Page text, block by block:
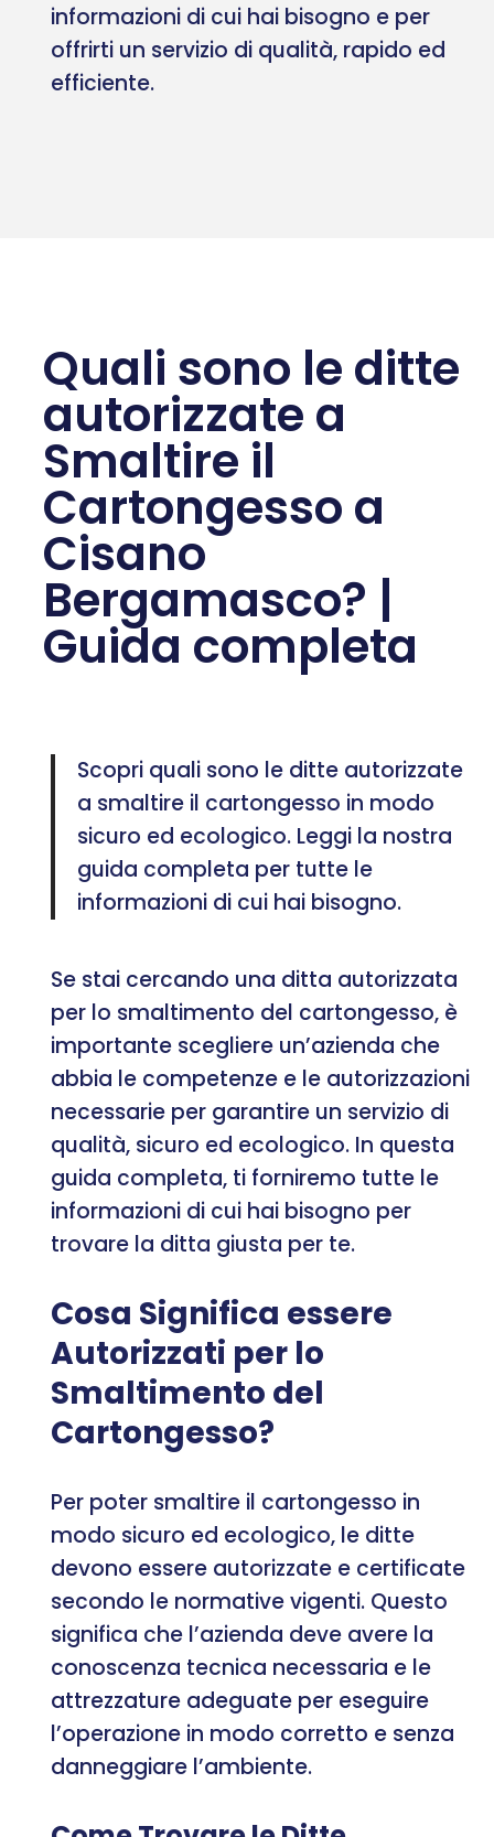
informazioni di cui hai bisogno e per
offrirti un servizio di qualità, rapido ed
efficiente.
Quali sono le ditte
autorizzate a
Smaltire il
Cartongesso a
Cisano
Bergamasco? |
Guida completa
Scopri quali sono le ditte autorizzate
a smaltire il cartongesso in modo
sicuro ed ecologico. Leggi la nostra
guida completa per tutte le
informazioni di cui hai bisogno.
Se stai cercando una ditta autorizzata
per lo smaltimento del cartongesso, è
importante scegliere un’azienda che
abbia le competenze e le autorizzazioni
necessarie per garantire un servizio di
qualità, sicuro ed ecologico. In questa
guida completa, ti forniremo tutte le
informazioni di cui hai bisogno per
trovare la ditta giusta per te.
Cosa Significa essere
Autorizzati per lo
Smaltimento del
Cartongesso?
Per poter smaltire il cartongesso in
modo sicuro ed ecologico, le ditte
devono essere autorizzate e certificate
secondo le normative vigenti. Questo
significa che l’azienda deve avere la
conoscenza tecnica necessaria e le
attrezzature adeguate per eseguire
l’operazione in modo corretto e senza
danneggiare l’ambiente.